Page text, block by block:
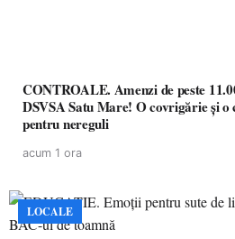
CONTROALE. Amenzi de peste
DSVSA Satu Mare! O covrigărie și o
pentru nereguli
acum 1 ora
LOCALE